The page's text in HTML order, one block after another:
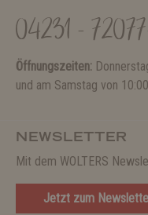
04231 -
Öffnungszeiten:
und am Samstag von
NEWSLETTER
Mit dem WOLTERS
Jetzt zum